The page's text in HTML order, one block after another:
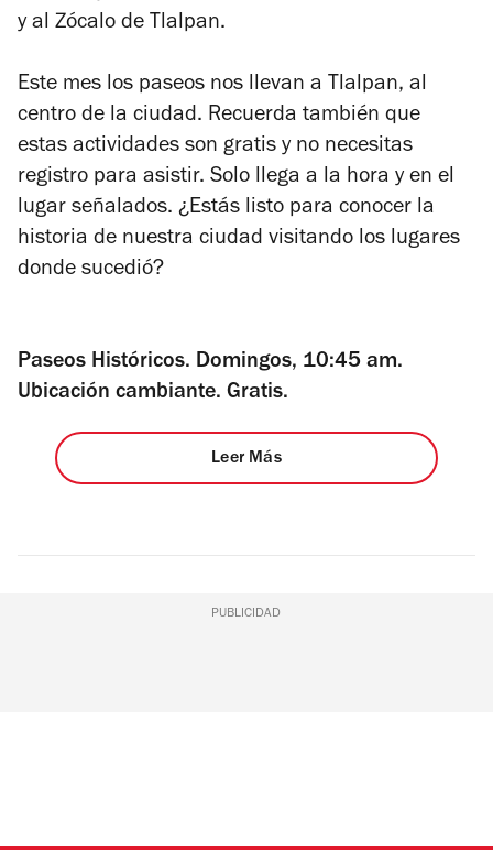
y al Zócalo de Tlalpan.
Este mes los paseos nos llevan a Tlalpan, al
centro de la ciudad. Recuerda también que
estas actividades son gratis y no necesitas
registro para asistir. Solo llega a la hora y en el
lugar señalados. ¿Estás listo para conocer la
historia de nuestra ciudad visitando los lugares
donde sucedió?
Paseos Históricos. Domingos, 10:45 am.
Ubicación cambiante. Gratis.
Leer Más
PUBLICIDAD